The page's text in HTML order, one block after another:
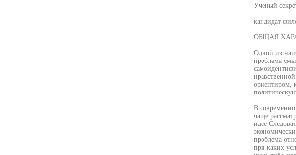
Ученый
кандидат
ОБЩАЯ
Одной из
проблема
ориентиром,
В
чаще
идее
проблема
при каких